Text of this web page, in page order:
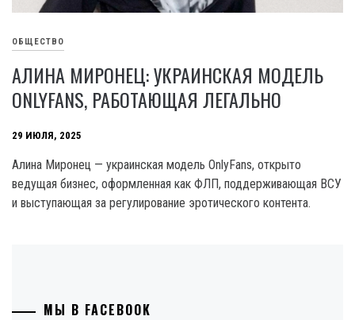
ОБЩЕСТВО
АЛИНА МИРОНЕЦ: УКРАИНСКАЯ МОДЕЛЬ
ONLYFANS, РАБОТАЮЩАЯ ЛЕГАЛЬНО
29 ИЮЛЯ, 2025
Алина Миронец — украинская модель OnlyFans, открыто
ведущая бизнес, оформленная как ФЛП, поддерживающая ВСУ
и выступающая за регулирование эротического контента.
МЫ В FACEBOOK